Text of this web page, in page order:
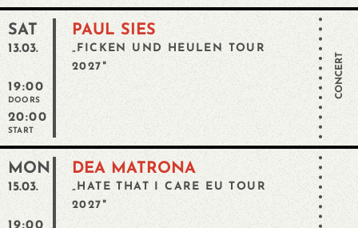
SAT
13.03.
19:00
DOORS
20:00
START
PAUL SIES
„FICKEN UND HEULEN TOUR
2027"
CONCERT
MON
15.03.
DEA MATRONA
„HATE THAT I CARE EU TOUR
2027"